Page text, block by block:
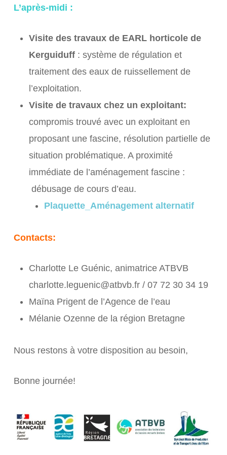
L’après-midi :
Visite des travaux de EARL horticole de
Kerguiduff: système de régulation et
traitement des eaux de ruissellement de
l’exploitation.
Visite de travaux chez un exploitant:
compromis trouvé avec un exploitant en
proposant une fascine, résolution partielle de
situation problématique. A proximité
immédiate de l’aménagement fascine :
débusage de cours d’eau.
Plaquette_Aménagement alternatif
Contacts:
Charlotte Le Guénic, animatrice ATBVB
charlotte.leguenic@atbvb.fr / 07 72 30 34 19
Maïna Prigent de l’Agence de l’eau
Mélanie Ozenne de la région Bretagne
Nous restons à votre disposition au besoin,
Bonne journée!